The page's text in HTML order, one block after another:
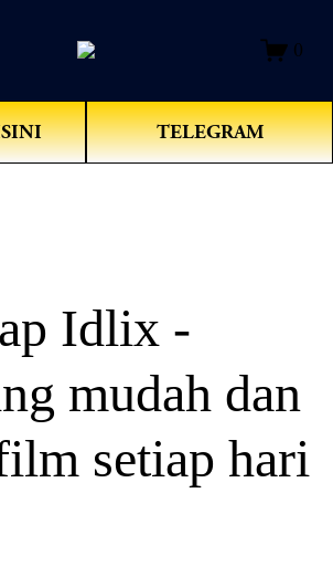
0
TELEGRAM
Idlix -
mudah dan
setiap hari